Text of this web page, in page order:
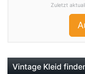
Zuletzt
Vintage Kleid